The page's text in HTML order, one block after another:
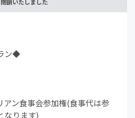
閉鎖いたしました
ン◆
アン食事会参加権(食事代は参
なります)